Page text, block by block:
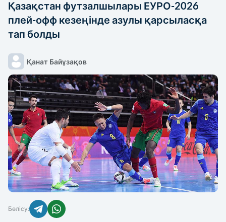
Қазақстан футзалшылары ЕУРО-2026
плей-офф кезеңінде азулы қарсыласқа
тап болды
Қанат Байұзақов
Бөлісу:
КҮРЕС
ДЗЮДО
ЖЕҢІЛ АТЛЕТИКА
ТІКЕЛЕЙ ЭФИРЛЕР
ТЕННИС
ХАБАРЛАНДЫРУ
БАСҚА